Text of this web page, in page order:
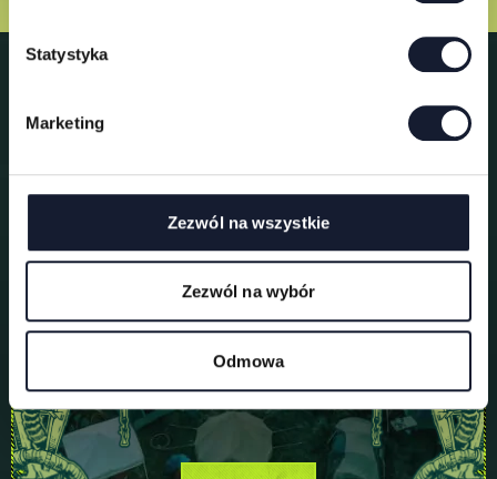
Statystyka
Marketing
Zezwól na wszystkie
Zezwól na wybór
Odmowa
Pole namiotowe